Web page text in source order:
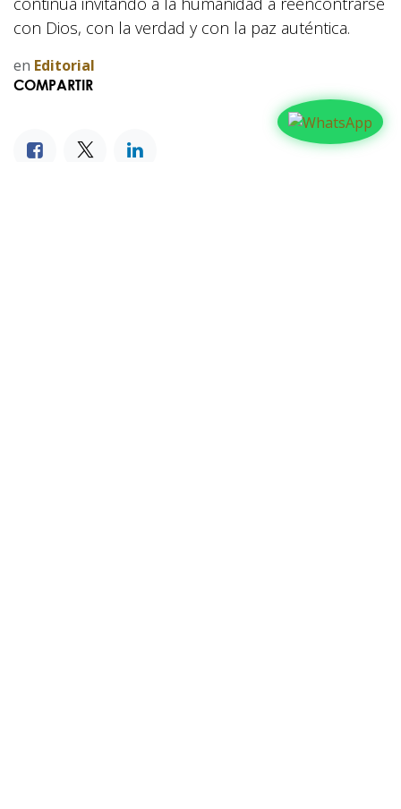
con Dios, con la verdad y con la paz auténtica.
en Editorial
COMPARTIR